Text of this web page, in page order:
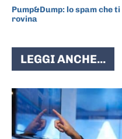
Pump&Dump: lo spam che ti
rovina
LEGGI ANCHE...